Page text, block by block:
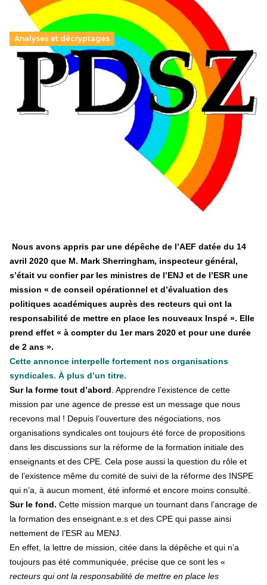
Analyses et décryptages
Hongrie : du changement pour les politiques
éducatives, aussi !
25 juin 2026
En Hongrie, le conservateur Peter Magyar et son parti
Tisza "Respect et liberté" ont remporté une large victoire,
contre le premier ministre sortant, Viktor Orban,…
Nous avons appris par une dépêche de l’AEF datée du 14
avril 2020 que M. Mark Sherringham, inspecteur général,
s’était vu confier par les ministres de l’ENJ et de l’ESR une
mission « de conseil opérationnel et d’évaluation des
politiques académiques auprès des recteurs qui ont la
responsabilité de mettre en place les nouveaux Inspé ». Elle
prend effet « à compter du 1er mars 2020 et pour une durée
de 2 ans ».
Cette annonce interpelle fortement nos organisations
syndicales. À plus d’un titre.
Sur la forme tout d’abord . Apprendre l’existence de cette
mission par une agence de presse est un message que nous
recevons mal ! Depuis l’ouverture des négociations, nos
organisations syndicales ont toujours été force de propositions
dans les discussions sur la réforme de la formation initiale des
enseignants et des CPE. Cela pose aussi la question du rôle et
de l’existence même du comité de suivi de la réforme des INSPE
qui n’a, à aucun moment, été informé et encore moins consulté.
Sur le fond. Cette mission marque un tournant dans l’ancrage de
la formation des enseignant.e.s et des CPE qui passe ainsi
nettement de l’ESR au MENJ.
En effet, la lettre de mission, citée dans la dépêche et qui n’a
toujours pas été communiquée, précise que ce sont les «
recteurs qui ont la responsabilité de mettre en place les